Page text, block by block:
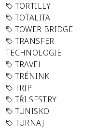
TORTILLY
TOTALITA
TOWER BRIDGE
TRANSFER
TECHNOLOGIE
TRAVEL
TRÉNINK
TRIP
TŘI SESTRY
TUNISKO
TURNAJ